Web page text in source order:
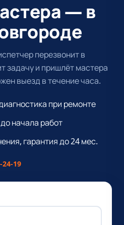
— в
перезвонит в
задачу и пришлёт мастера
выезд в течение часа.
при ремонте
начала работ
гарантия до 24 мес.
24-19